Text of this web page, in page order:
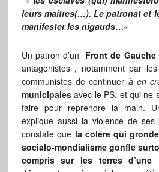
leurs maîtres(…). Le patronat et
manifester les nigauds…«
Un patron d’un Front de Gauche
antagonistes , notamment par
communistes de continuer à en
municipalesavec le PS, et qui ne
faire pour reprendre la main.
explique aussi la violence de
constate que la colère qui
socialo-mondialisme gonfle
compris sur les terres